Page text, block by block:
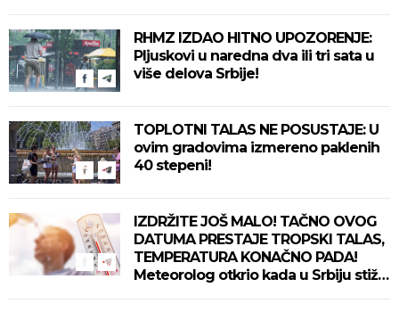
RHMZ IZDAO HITNO UPOZORENJE:
Pljuskovi u naredna dva ili tri sata u
više delova Srbije!
TOPLOTNI TALAS NE POSUSTAJE: U
ovim gradovima izmereno paklenih
40 stepeni!
IZDRŽITE JOŠ MALO! TAČNO OVOG
DATUMA PRESTAJE TROPSKI TALAS,
TEMPERATURA KONAČNO PADA!
Meteorolog otkrio kada u Srbiju stiže